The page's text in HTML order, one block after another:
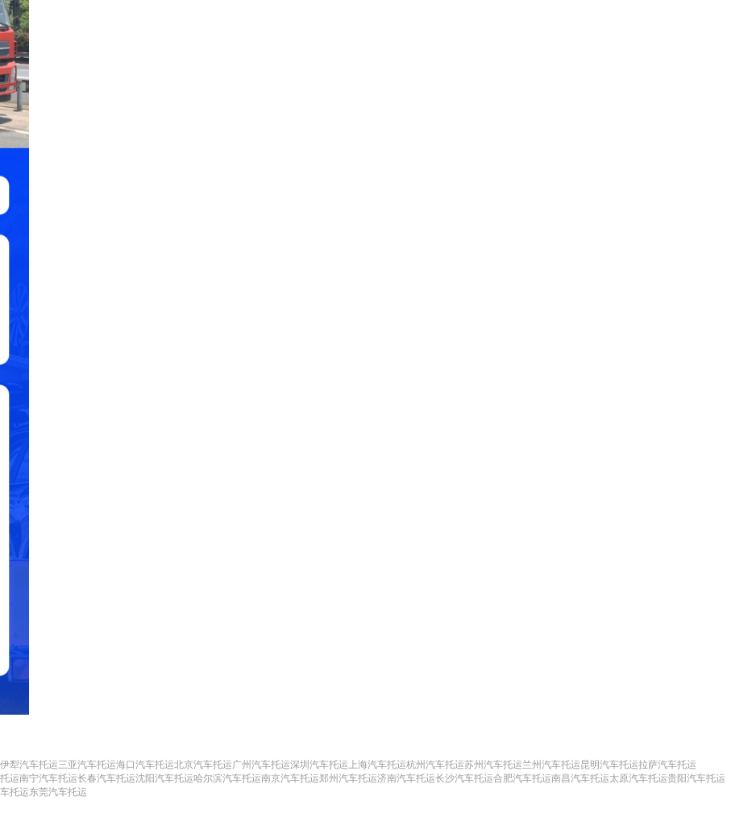
伊犁汽车托运三亚汽车托运海口汽车托运北京汽车托运广州汽车托运深圳汽车托运 上海汽车托运杭州汽车托运苏州汽车托运兰州汽车托运昆明汽车托运拉萨汽车托运
运南宁汽车托运长春汽车托运沈阳汽车托运哈尔滨汽车托运南京汽车托运郑州汽车托运济南汽车托运长沙汽车托运合肥汽车托运南昌汽车托运太原汽车托运贵阳汽车托运
托运东莞汽车托运